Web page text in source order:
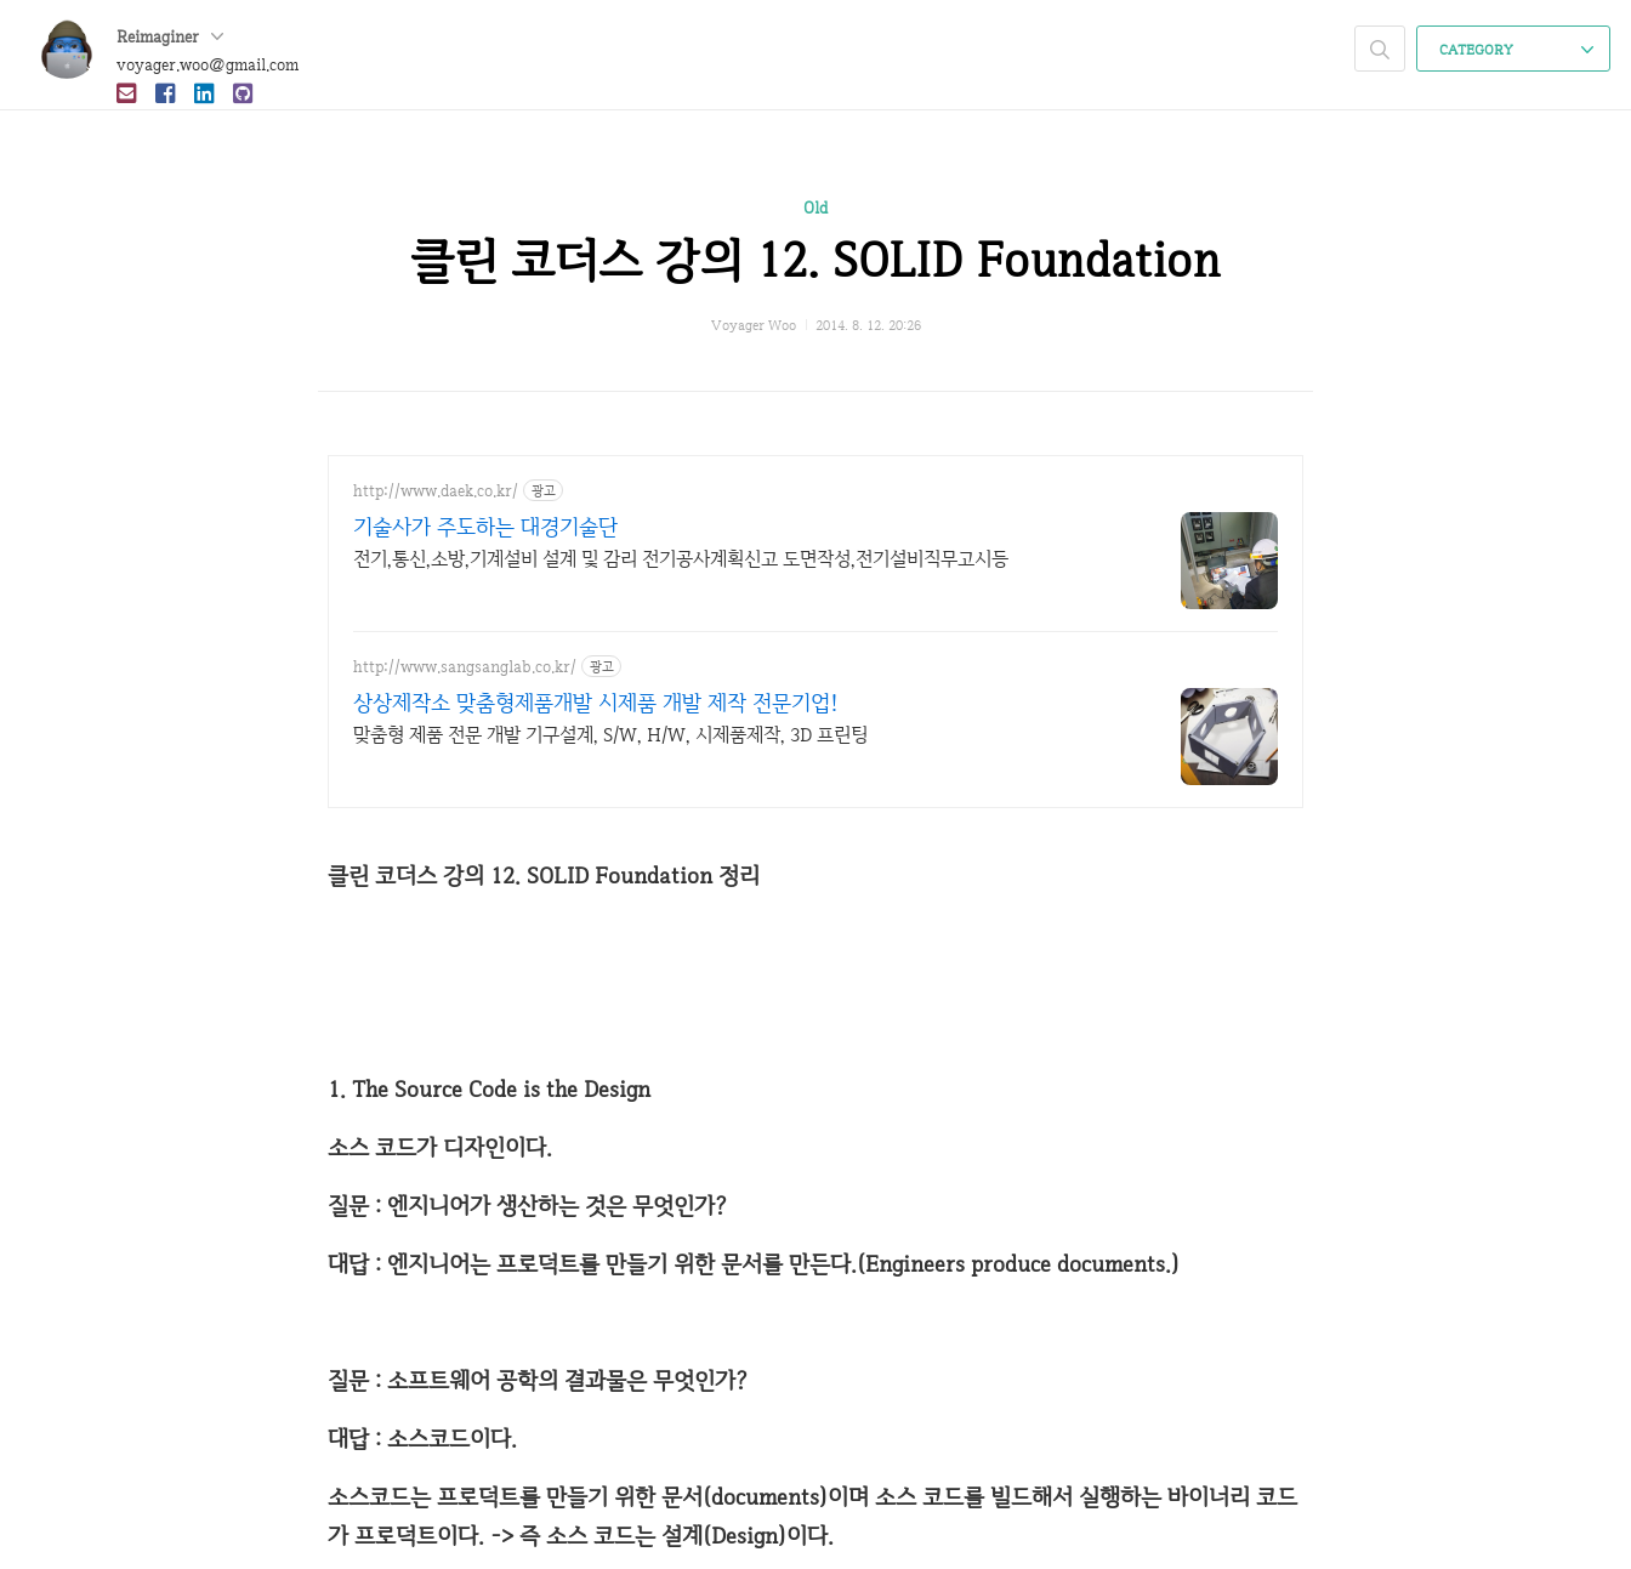
Reimaginer
voyager.woo@gmail.com
CATEGORY
Old
클린 코더스 강의 12. SOLID Foundation
Voyager Woo 2014. 8. 12. 20:26
http://www.daek.co.kr/ 광고
기술사가 주도하는 대경기술단
전기,통신,소방,기계설비 설계 및 감리 전기공사계획신고 도면작성,전기설비직무고시등
http://www.sangsanglab.co.kr/ 광고
상상제작소 맞춤형제품개발 시제품 개발 제작 전문기업!
맞춤형 제품 전문 개발 기구설계, S/W, H/W, 시제품제작, 3D 프린팅
클린 코더스 강의 12. SOLID Foundation 정리
1. The Source Code is the Design
소스 코드가 디자인이다.
질문 : 엔지니어가 생산하는 것은 무엇인가?
대답 : 엔지니어는 프로덕트를 만들기 위한 문서를 만든다.(Engineers produce documents.)
질문 : 소프트웨어 공학의 결과물은 무엇인가?
대답 : 소스코드이다.
소스코드는 프로덕트를 만들기 위한 문서(documents)이며 소스 코드를 빌드해서 실행하는 바이너리 코드
가 프로덕트이다. -> 즉 소스 코드는 설계(Design)이다.